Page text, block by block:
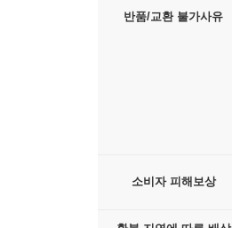
반품/교환 불가사유
소비자 피해보상